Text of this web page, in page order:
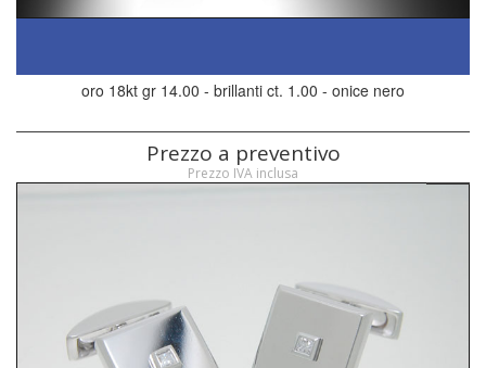
oro 18kt gr 14.00 - brillanti ct. 1.00 - onice nero
Prezzo a preventivo
Prezzo IVA inclusa